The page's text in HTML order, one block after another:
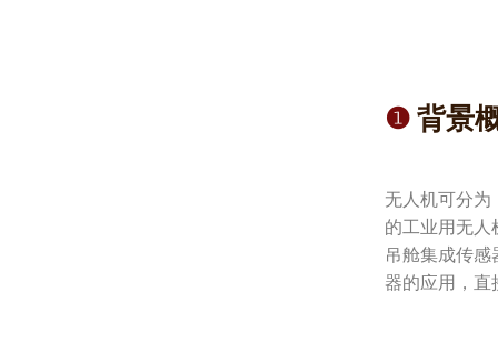
❶ 背景
无人机可分
的工业用无人
吊舱集成传
器的应用，直